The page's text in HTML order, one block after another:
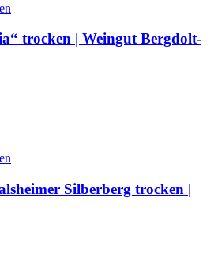
trocken | Weingut Bergdolt-
Silberberg trocken |